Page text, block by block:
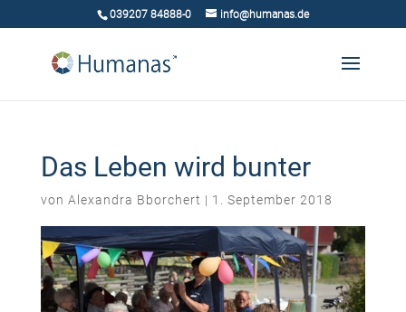
039207 84888-0 info@humanas.de
Das Leben wird bunter
von Alexandra Bborchert | 1. September 2018